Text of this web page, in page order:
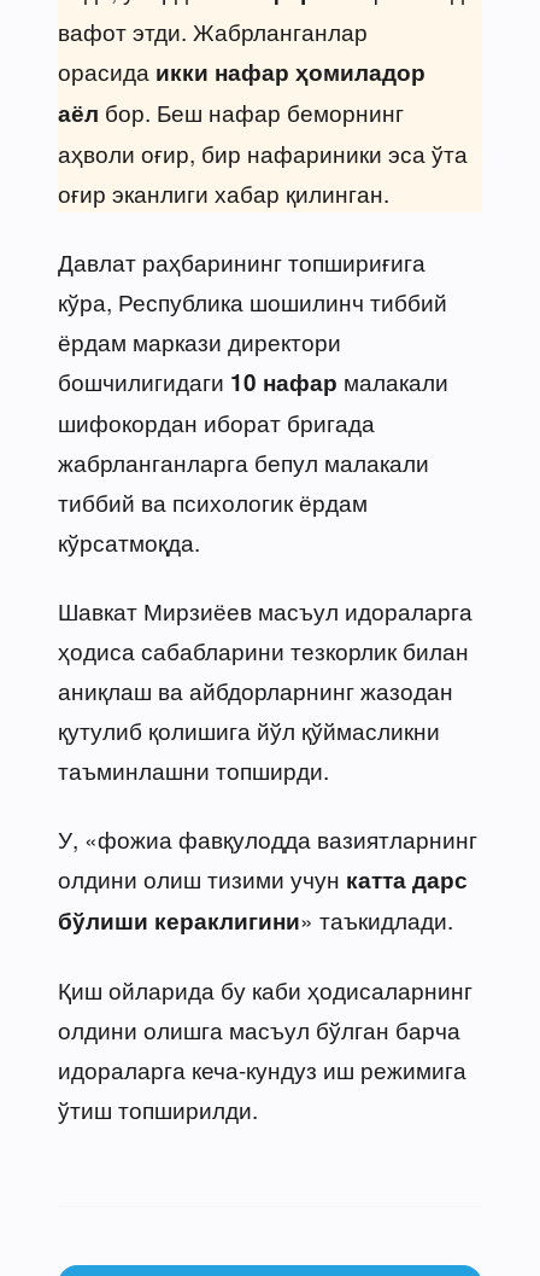
вафот этди. Жабрланганлар
орасида икки нафар ҳомиладор
аёл бор. Беш нафар беморнинг
аҳволи оғир, бир нафариники эса ўта
оғир эканлиги хабар қилинган.
Давлат раҳбарининг топшириғига
кўра, Республика шошилинч тиббий
ёрдам маркази директори
бошчилигидаги 10 нафар малакали
шифокордан иборат бригада
жабрланганларга бепул малакали
тиббий ва психологик ёрдам
кўрсатмоқда.
Шавкат Мирзиёев масъул идораларга
ҳодиса сабабларини тезкорлик билан
аниқлаш ва айбдорларнинг жазодан
қутулиб қолишига йўл қўймасликни
таъминлашни топширди.
У, «фожиа фавқулодда вазиятларнинг
олдини олиш тизими учун катта дарс
бўлиши кераклигини» таъкидлади.
Қиш ойларида бу каби ҳодисаларнинг
олдини олишга масъул бўлган барча
идораларга кеча-кундуз иш режимига
ўтиш топширилди.